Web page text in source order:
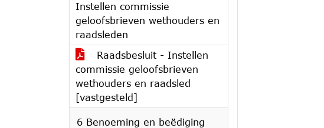
Instellen commissie
geloofsbrieven wethouders en
raadsleden
Raadsbesluit - Instellen
commissie geloofsbrieven
wethouders en raadsled
[vastgesteld]
6 Benoeming en beëdiging